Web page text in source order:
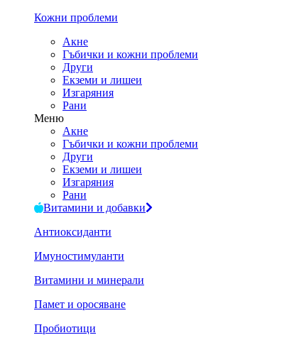
Кожни проблеми
Акне
Гъбички и кожни проблеми
Други
Екземи и лишеи
Изгаряния
Рани
Меню
Акне
Гъбички и кожни проблеми
Други
Екземи и лишеи
Изгаряния
Рани
Витамини и добавки
Антиоксиданти
Имуностимуланти
Витамини и минерали
Памет и оросяване
Пробиотици